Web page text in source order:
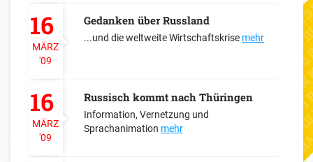
16
MÄRZ
'09
Gedanken über Russland
...und die weltweite Wirtschaftskrise mehr
16
MÄRZ
'09
Russisch kommt nach Thüringen
Information, Vernetzung und
Sprachanimation mehr